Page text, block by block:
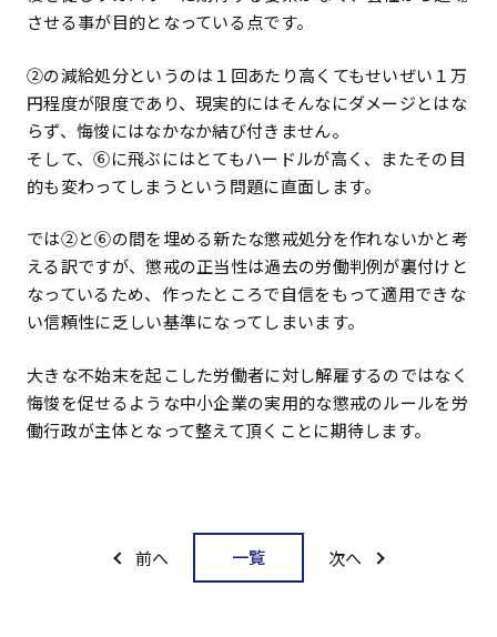
させる事が目的となっている点です。
②の減給処分というのは１回あたり高くてもせいぜい１万
円程度が限度であり、現実的にはそんなにダメージとはな
らず、悔悛にはなかなか結び付きません。
そして、⑥に飛ぶにはとてもハードルが高く、またその目
的も変わってしまうという問題に直面します。
では②と⑥の間を埋める新たな懲戒処分を作れないかと考
える訳ですが、懲戒の正当性は過去の労働判例が裏付けと
なっているため、作ったところで自信をもって適用できな
い信頼性に乏しい基準になってしまいます。
大きな不始末を起こした労働者に対し解雇するのではなく
悔悛を促せるような中小企業の実用的な懲戒のルールを労
働行政が主体となって整えて頂くことに期待します。
前へ 一覧 次へ